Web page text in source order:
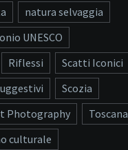
natura selvaggia
UNESCO
Riflessi
Scatti Iconici
Scozia
Photography
Toscana
culturale